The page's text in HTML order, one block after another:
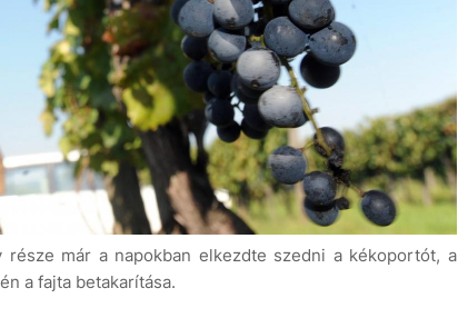
már a napokban elkezdte szedni a kékoportót, a
a fajta betakarítása.